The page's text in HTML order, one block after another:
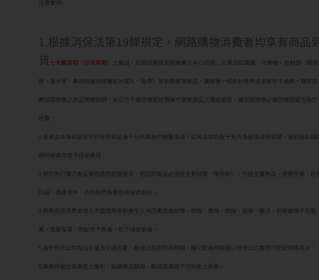
注意事項:
1.根據消保法第19條規定，網路購物消費者均享有商品
貨 七天鑑賞期（非試用期） 之權益。如欲試用請至原廠展示中心試用；3C商品如電腦、印表機、耗材類（碳粉
匣、墨水匣、專用紙儲存媒體如光碟片、磁帶）及軟體類等商品，購買後一經拆封使用或安裝恕不退換，購買前
應詳閱原廠之商品規格說明，本公司不接受購買試用後不滿意商品之理由退貨。購買前請務必確認機型是否為您
所需！
2.若商品本身瑕疵則可於收到貨品後十日內與我們聯繫換貨。從商品收訖起十天內為退換貨保證期，若超過此期
視同驗收完成不得退換貨。
3.若您所訂購之商品無問題而您欲退貨，退回的商品必須是全新狀態（無拆封），包括主要商品、使用手冊、註
回函、週邊零件，否則我們有權拒絕接收退貨。
4.若商品因消費者個人不當使用拆卸產生人為因素造成故障、損毀、磨損、擦傷、刮傷、髒汙、包裝破損不完整
者，或是發票、附配件不齊者，恕不接受退貨。
5.由於物流公司每日貨量及交通因素，故無法指定到貨時間，確切配達時間皆以物流公司實際可配送時間為主。
6.廠商保留出貨與否之權利，如遇商品缺貨、斷貨或其他不可抗拒之因素。